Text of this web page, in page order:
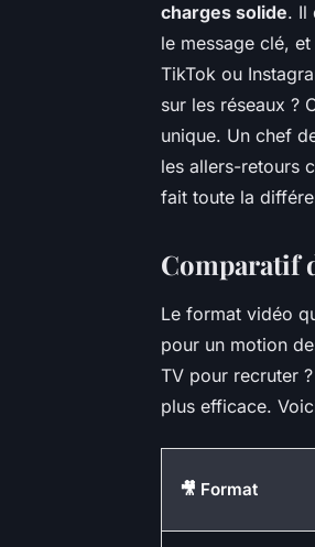
charges solide. Il
le message clé,
TikTok ou
sur les réseaux ?
unique. Un chef
les allers-retours
fait toute la
Comparatif
Le format vidéo
pour un motion
TV pour recruter
plus efficace.
🎥 Format